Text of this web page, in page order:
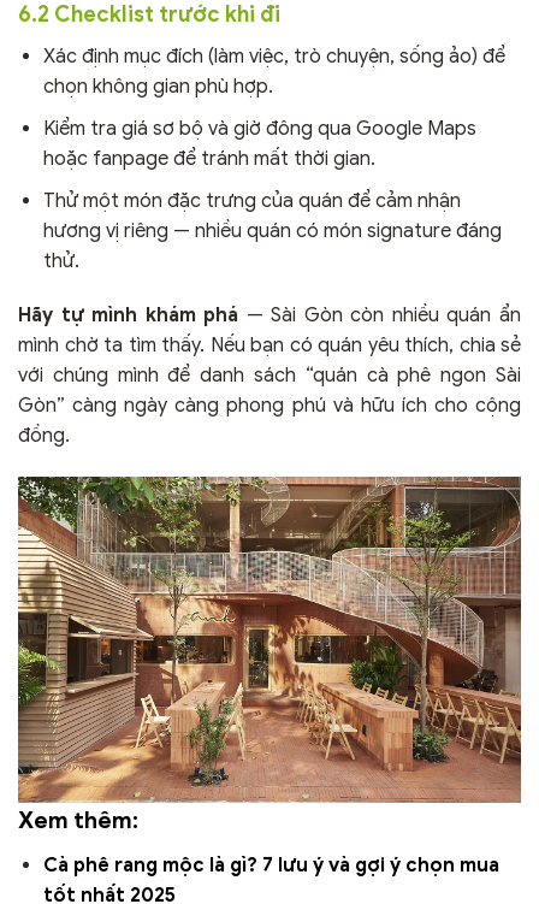
6.2 Checklist trước khi đi
Xác định mục đích (làm việc, trò chuyện, sống ảo) để
chọn không gian phù hợp.
Kiểm tra giá sơ bộ và giờ đông qua Google Maps
hoặc fanpage để tránh mất thời gian.
Thử một món đặc trưng của quán để cảm nhận
hương vị riêng — nhiều quán có món signature đáng
thử.
Hãy tự mình khám phá — Sài Gòn còn nhiều quán ẩn
mình chờ ta tìm thấy. Nếu bạn có quán yêu thích, chia sẻ
với chúng mình để danh sách “quán cà phê ngon Sài
Gòn” càng ngày càng phong phú và hữu ích cho cộng
đồng.
Xem thêm:
Cà phê rang mộc là gì? 7 lưu ý và gợi ý chọn mua
tốt nhất 2025